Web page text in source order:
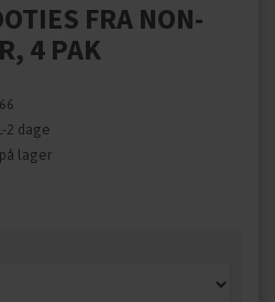
FRA NON-
4 PAK
2 dage
lager